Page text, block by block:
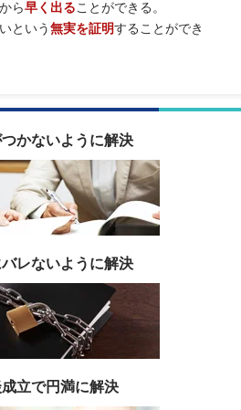
かないように解決
レないように解決
立で円満に解決
ら早く出ることができる。
という無実を証明することができ